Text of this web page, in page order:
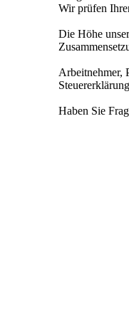
Wir prüfen
Die Höhe
Arbeitnehmer,
Haben Sie